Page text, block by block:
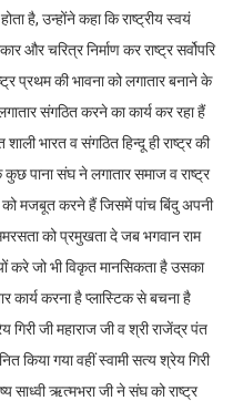
है, उन्होंने कहा कि राष्ट्रीय स्वयं
चरित्र निर्माण कर राष्ट्र सर्वोपरि
प्रथम की भावना को लगातार बनाने के
संगठित करने का कार्य कर रहा हैं
भारत व संगठित हिन्दू ही राष्ट्र की
पाना संघ ने लगातार समाज व राष्ट्र
को मजबूत करने हैं जिसमें पांच बिंदु अपनी
को प्रमुखता दे जब भगवान राम
करे जो भी विकृत मानसिकता है उसका
कार्य करना है प्लास्टिक से बचना है
जी महाराज जी व श्री राजेंद्र पंत
किया गया वहीं स्वामी सत्य श्रेय गिरी
साध्वी ऋत्मभरा जी ने संघ को राष्ट्र